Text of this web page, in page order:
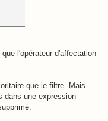
l'opérateur d'affectation
que le filtre. Mais
dans une expression